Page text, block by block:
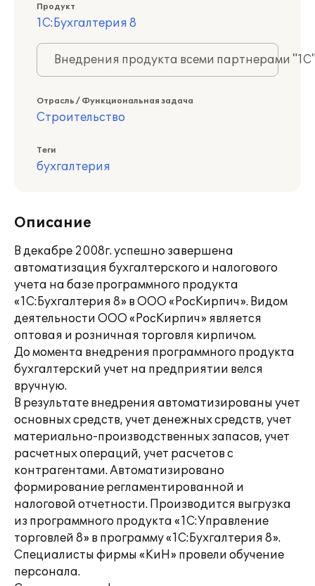
Продукт
1С:Бухгалтерия 8
Внедрения продукта всеми партнерами
Отрасль / Функциональная задача
Строительство
Теги
бухгалтерия
Описание
В декабре 2008г. успешно завершена
автоматизация бухгалтерского и налогового
учета на базе программного продукта
«1С:Бухгалтерия 8» в ООО «РосКирпич». Видом
деятельности ООО «РосКирпич» является
оптовая и розничная торговля кирпичом.
До момента внедрения программного продукта
бухгалтерский учет на предприятии велся
вручную.
В результате внедрения автоматизированы учет
основных средств, учет денежных средств, учет
материально-производственных запасов, учет
расчетных операций, учет расчетов с
контрагентами. Автоматизировано
формирование регламентированной и
налоговой отчетности. Производится выгрузка
из программного продукта «1С:Управление
торговлей 8» в программу «1С:Бухгалтерия 8».
Специалисты фирмы «КиН» провели обучение
персонала.